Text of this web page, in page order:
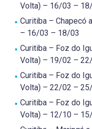
Volta) – 16/03 –
Curitiba – Chapecó
– 16/03 – 18/03
Curitiba – Foz do
Volta) – 19/02 –
Curitiba – Foz do
Volta) – 22/02 –
Curitiba – Foz do
Volta) – 12/10 –